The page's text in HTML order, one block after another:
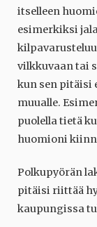
itselleen
esimerkiksi
vilkkuvaan tai
kun sen
muualle.
puolella tietä
huomioni
Polkupyörän
pitäisi riittää
kaupungissa